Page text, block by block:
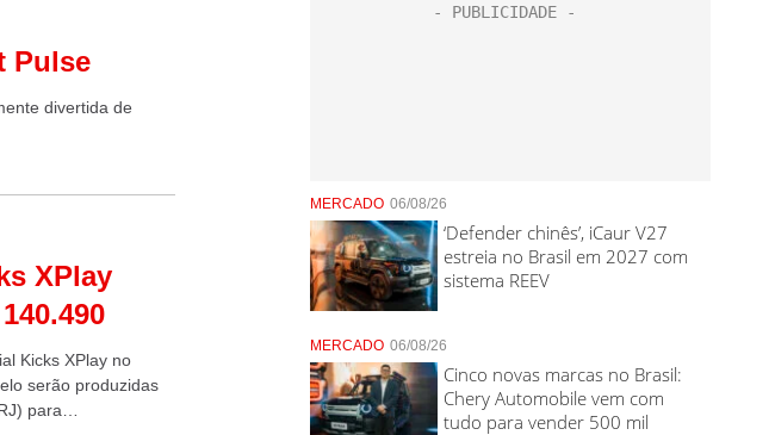
Pulse
divertida de
XPlay
Kicks XPlay no
serão produzidas
para
MERCADO 06/08/26
‘Defender chinês’, iCaur V27
estreia no Brasil em 2027 com
sistema REEV
MERCADO 06/08/26
Cinco novas marcas no Brasil:
Chery Automobile vem com
tudo para vender 500 mil